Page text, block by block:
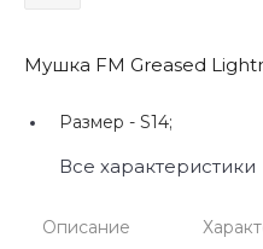
Мушка FM Greased
Размер - S14;
Все характеристики
Описание